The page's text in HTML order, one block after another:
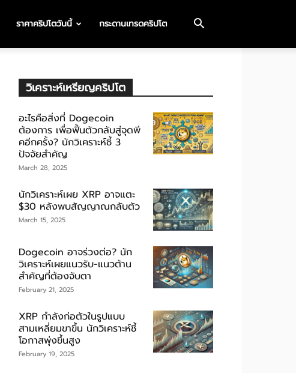
ราคาคริปโตวันนี้ กระดานเทรดคริปโต
วิเคราะห์เหรียญคริปโต
อะไรคือสิ่งที่ Dogecoin
ต้องการ เพื่อฟื้นตัวกลับสู่จุดพี
คอีกครั้ง? นักวิเคราะห์ชี้ 3
ปัจจัยสำคัญ
March 28, 2025
นักวิเคราะห์เผย XRP อาจแตะ
$30 หลังพบสัญญาณกลับตัว
March 15, 2025
Dogecoin อาจร่วงต่อ? นัก
วิเคราะห์เผยแนวรับ-แนวต้าน
สำคัญที่ต้องจับตา
February 21, 2025
XRP กำลังก่อตัวในรูปแบบ
สามเหลี่ยมขาขึ้น นักวิเคราะห์ชี้
โอกาสพุ่งขึ้นสูง
February 19, 2025